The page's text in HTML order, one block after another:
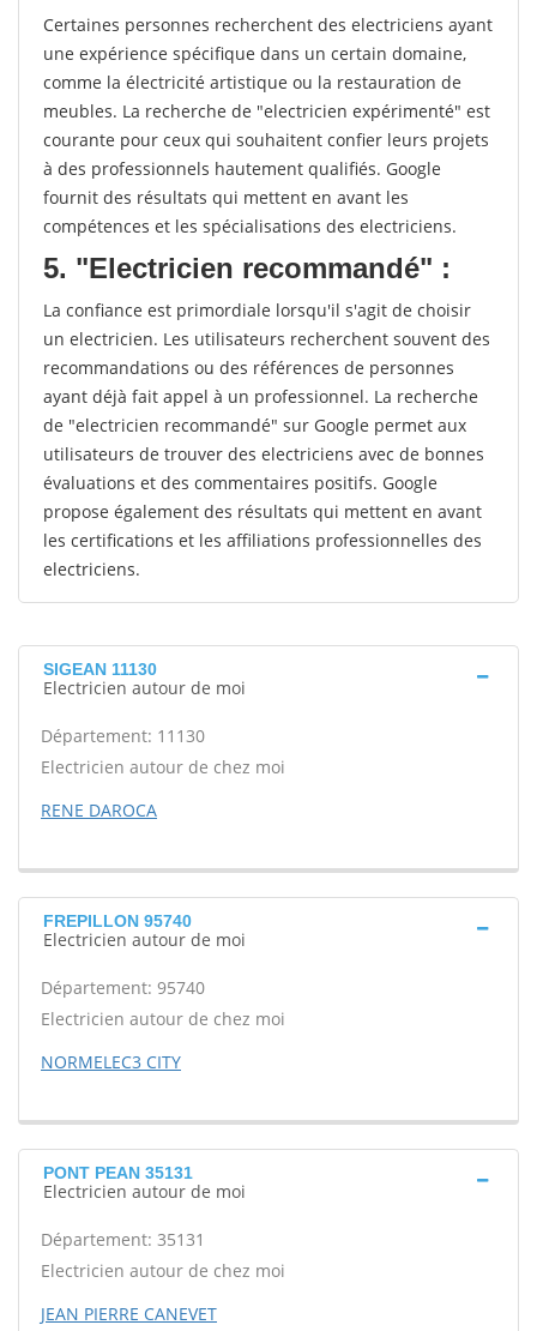
Certaines personnes recherchent des electriciens ayant
une expérience spécifique dans un certain domaine,
comme la électricité artistique ou la restauration de
meubles. La recherche de "electricien expérimenté" est
courante pour ceux qui souhaitent confier leurs projets
à des professionnels hautement qualifiés. Google
fournit des résultats qui mettent en avant les
compétences et les spécialisations des electriciens.
5. "Electricien recommandé" :
La confiance est primordiale lorsqu'il s'agit de choisir
un electricien. Les utilisateurs recherchent souvent des
recommandations ou des références de personnes
ayant déjà fait appel à un professionnel. La recherche
de "electricien recommandé" sur Google permet aux
utilisateurs de trouver des electriciens avec de bonnes
évaluations et des commentaires positifs. Google
propose également des résultats qui mettent en avant
les certifications et les affiliations professionnelles des
electriciens.
SIGEAN 11130
Electricien autour de moi
Département: 11130
Electricien autour de chez moi
RENE DAROCA
FREPILLON 95740
Electricien autour de moi
Département: 95740
Electricien autour de chez moi
NORMELEC3 CITY
PONT PEAN 35131
Electricien autour de moi
Département: 35131
Electricien autour de chez moi
JEAN PIERRE CANEVET